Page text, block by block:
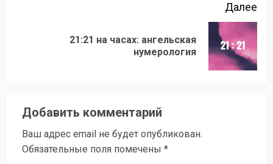
Далее
Следующая21:21 на часах: ангельская
нумерология
Добавить комментарий
Ваш адрес email не будет опубликован.
Обязательные поля помечены *